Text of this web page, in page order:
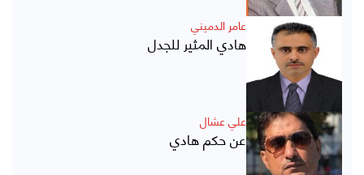
عامر الدميني
هادي المثير للجدل
علي عشال
عن حكم هادي